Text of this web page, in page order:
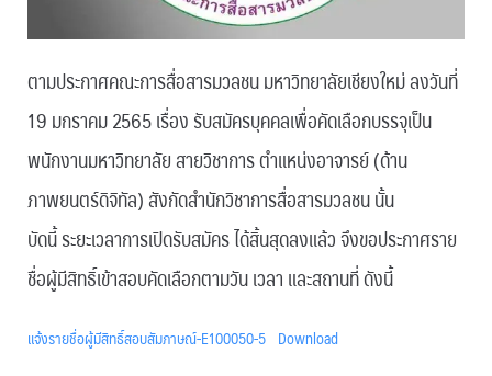
ตามประกาศคณะการสื่อสารมวลชน มหาวิทยาลัยเชียงใหม่ ลงวันที่
19 มกราคม 2565 เรื่อง รับสมัครบุคคลเพื่อคัดเลือกบรรจุเป็น
พนักงานมหาวิทยาลัย สายวิชาการ ตำแหน่งอาจารย์ (ด้าน
ภาพยนตร์ดิจิทัล) สังกัดสำนักวิชาการสื่อสารมวลชน นั้น
บัดนี้ ระยะเวลาการเปิดรับสมัคร ได้สิ้นสุดลงแล้ว จึงขอประกาศราย
ชื่อผู้มีสิทธิ์เข้าสอบคัดเลือกตามวัน เวลา และสถานที่ ดังนี้
แจ้งรายชื่อผู้มีสิทธิ์สอบสัมภาษณ์-E100050-5 Download